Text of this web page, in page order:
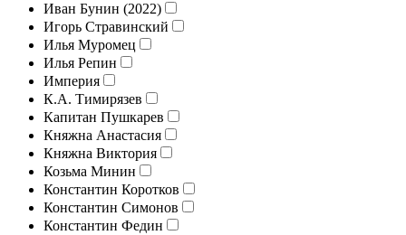
Иван Бунин (2022)
Игорь Стравинский
Илья Муромец
Илья Репин
Империя
К.А. Тимирязев
Капитан Пушкарев
Княжна Анастасия
Княжна Виктория
Козьма Минин
Константин Коротков
Константин Симонов
Константин Федин